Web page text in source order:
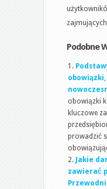
Podobne
obowiązki
kluczowe
prowadzić
Jakie
zawierać